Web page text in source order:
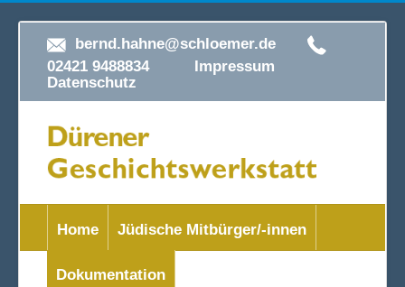
bernd.hahne@schloemer.de
02421 9488834 Impressum
Datenschutz
Home Jüdische Mitbürger/-innen
Dokumentation